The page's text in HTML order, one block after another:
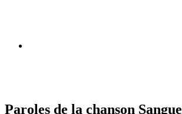
Paroles de la chanson Sangue